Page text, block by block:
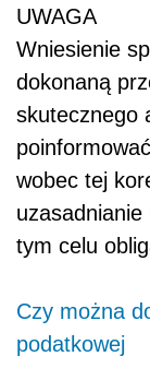
UWAGA
Wniesienie
dokonaną
skutecznego
wobec tej
tym celu
Czy można
podatkowej